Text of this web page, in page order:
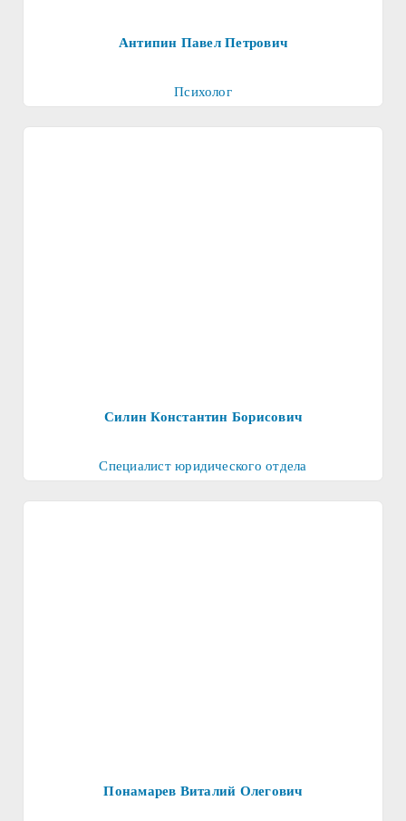
Антипин Павел Петрович
Психолог
Силин Константин Борисович
Специалист юридического отдела
Понамарев Виталий Олегович